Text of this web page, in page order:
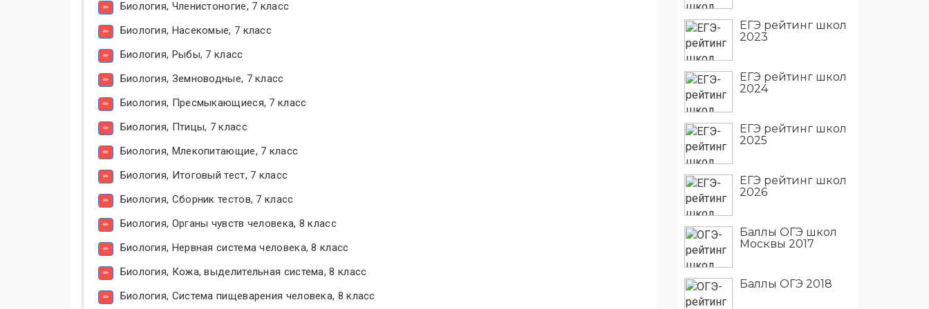
Биология, Членистоногие, 7 класс
Биология, Насекомые, 7 класс
Биология, Рыбы, 7 класс
Биология, Земноводные, 7 класс
Биология, Пресмыкающиеся, 7 класс
Биология, Птицы, 7 класс
Биология, Млекопитающие, 7 класс
Биология, Итоговый тест, 7 класс
Биология, Сборник тестов, 7 класс
Биология, Органы чувств человека, 8 класс
Биология, Нервная система человека, 8 класс
Биология, Кожа, выделительная система, 8 класс
Биология, Система пищеварения человека, 8 класс
ЕГЭ рейтинг школ
2023
ЕГЭ рейтинг школ
2024
ЕГЭ рейтинг школ
2025
ЕГЭ рейтинг школ
2026
Баллы ОГЭ школ
Москвы 2017
Баллы ОГЭ 2018